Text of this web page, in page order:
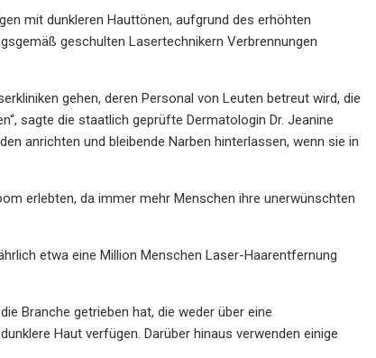
mit dunkleren Hauttönen, aufgrund des erhöhten
geschulten Lasertechnikern Verbrennungen
gehen, deren Personal von Leuten betreut wird, die
sagte die staatlich geprüfte Dermatologin Dr. Jeanine
anrichten und bleibende Narben hinterlassen, wenn sie in
erlebten, da immer mehr Menschen ihre unerwünschten
etwa eine Million Menschen Laser-Haarentfernung
Branche getrieben hat, die weder über eine
Haut verfügen. Darüber hinaus verwenden einige